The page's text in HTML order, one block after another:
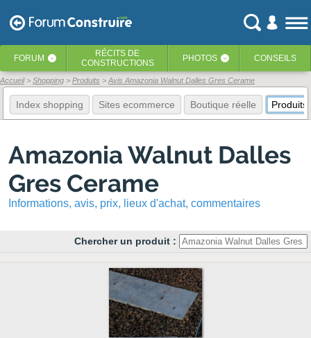
FORUM ‹ RÉCITS DE
CONSTRUCTIONS
PHOTOS ‹ CONSEILS
Accueil Shopping Produits Avis Amazonia Walnut Dalles Gres Cerame
Index shopping Sites ecommerce Boutique réelle Produits
Amazonia Walnut Dalles
Gres Cerame
Informations, avis, prix, lieux d'achat, commentaires
Chercher un produit :